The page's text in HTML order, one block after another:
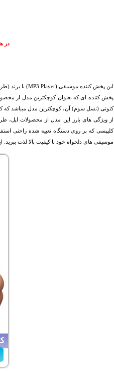
در
این پخش کننده موسیقی (MP3 Player) با برند (طرح) معروف Apple به شما امکان گوش کردن به صدها آهنگ را با کیفیت صدای عالی فراهم میکند.
کنونی (نسل سوم) آن، کوچکترین مدل میباشد که کمتر از 13 گرم وزن دارد و کوچکتر از یک قوطی
کلیپسی که بر روی دستگاه تعبیه شده راحتی
موسیقی های دلخواه خود با کیفیت بالا لذت